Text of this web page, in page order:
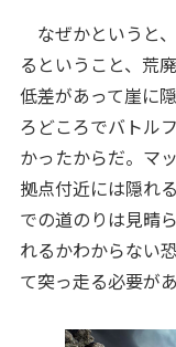
なぜかというと
るということ、荒
低差があって崖に
ろどころでバトル
かったからだ。マ
拠点付近には隠れ
での道のりは見晴
れるかわからない
て突っ走る必要があ